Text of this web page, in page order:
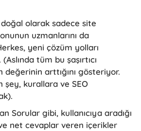
olarak sadece site
uzmanlarını da
yeni çözüm yolları
tüm bu şaşırtıcı
değerinin arttığını gösteriyor.
şey, kurallara ve SEO
Sorular gibi, kullanıcıya aradığı
net cevaplar veren içerikler